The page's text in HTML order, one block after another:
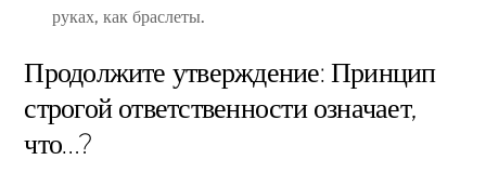
руках, как браслеты.
Продолжите утверждение: Принцип
строгой ответственности означает,
что…?